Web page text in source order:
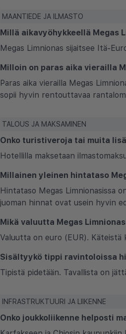
MAANTIEDE JA ILMASTO
Millä aikavyöhykkeellä Megas
Megas Limnionas sijaitsee Itä-
Milloin on paras aika vierailla
Paras aika vierailla Megas
sopii hyvin rentouttavaa
TALOUS JA MAKSAMINEN
Onko turistiveroja tai muita
Hotellilla maksetaan
Millainen yleinen hintataso
Hintataso Megas Limnionasissa
juoman hinnat ovat usein hyvin
Mikä valuutta Megas
Valuutta on euro (EUR).
Sisältyykö tippi ravintoloissa
Tipistä pidetään. Tavallista on
INFRASTRUKTUURI JA LIIKENNE
Onko joukkoliikenne helposti